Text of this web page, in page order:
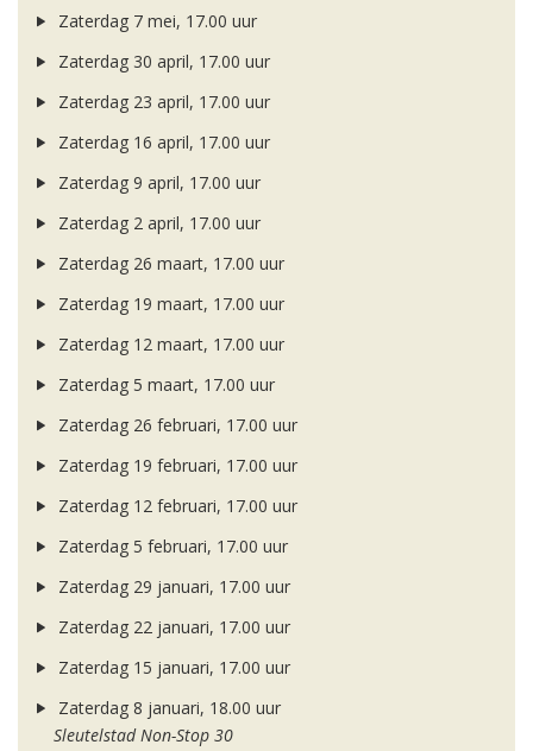
Zaterdag 7 mei, 17.00 uur
Zaterdag 30 april, 17.00 uur
Zaterdag 23 april, 17.00 uur
Zaterdag 16 april, 17.00 uur
Zaterdag 9 april, 17.00 uur
Zaterdag 2 april, 17.00 uur
Zaterdag 26 maart, 17.00 uur
Zaterdag 19 maart, 17.00 uur
Zaterdag 12 maart, 17.00 uur
Zaterdag 5 maart, 17.00 uur
Zaterdag 26 februari, 17.00 uur
Zaterdag 19 februari, 17.00 uur
Zaterdag 12 februari, 17.00 uur
Zaterdag 5 februari, 17.00 uur
Zaterdag 29 januari, 17.00 uur
Zaterdag 22 januari, 17.00 uur
Zaterdag 15 januari, 17.00 uur
Zaterdag 8 januari, 18.00 uur
Sleutelstad Non-Stop 30